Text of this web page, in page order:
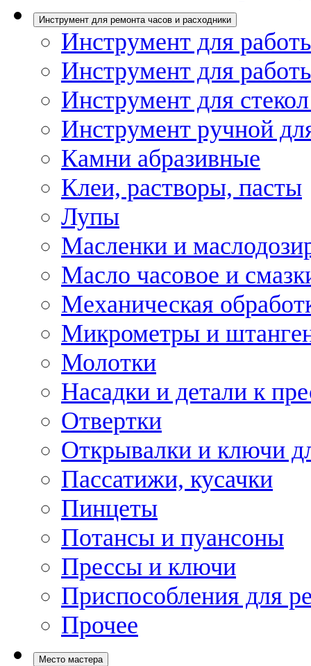
Инструмент для ремонта часов и расходники
Инструмент для
Инструмент для
Инструмент для
Инструмент ручной
Камни абразивные
Клеи, растворы, пасты
Лупы
Масленки и
Масло часовое и
Механическая
Микрометры и
Молотки
Насадки и детали к
Отвертки
Открывалки и ключи
Пассатижи, кусачки
Пинцеты
Потансы и пуансоны
Прессы и ключи
Приспособления для
Прочее
Место мастера